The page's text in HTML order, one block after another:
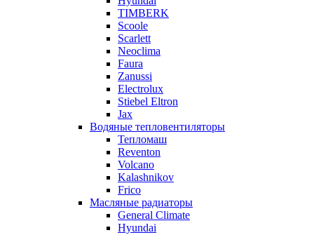
TIMBERK
Scoole
Scarlett
Neoclima
Faura
Zanussi
Electrolux
Stiebel Eltron
Jax
Водяные тепловентиляторы
Тепломаш
Reventon
Volcano
Kalashnikov
Frico
Масляные радиаторы
General Climate
Hyundai